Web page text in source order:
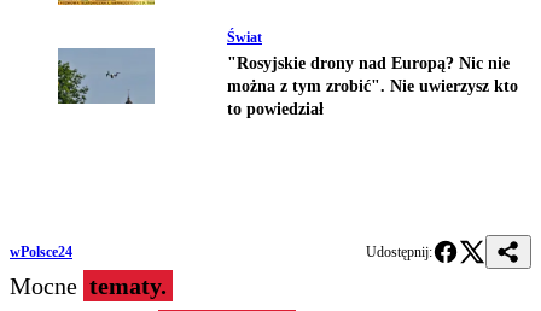
Świat
"Rosyjskie drony nad Europą? Nic nie
można z tym zrobić". Nie uwierzysz kto
to powiedział
wPolsce24 Udostępnij:
Mocne tematy.